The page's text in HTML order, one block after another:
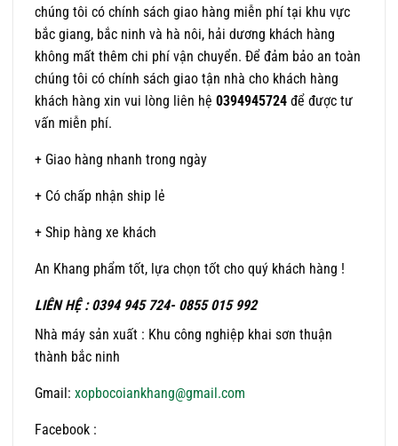
chúng tôi có chính sách giao hàng miễn phí tại khu vực
bắc giang, bắc ninh và hà nôi, hải dương khách hàng
không mất thêm chi phí vận chuyển. Để đảm bảo an toàn
chúng tôi có chính sách giao tận nhà cho khách hàng
khách hàng xin vui lòng liên hệ 0394945724 để được tư
vấn miễn phí.
+ Giao hàng nhanh trong ngày
+ Có chấp nhận ship lẻ
+ Ship hàng xe khách
An Khang phẩm tốt, lựa chọn tốt cho quý khách hàng !
LIÊN HỆ : 0394 945 724- 0855 015 992
Nhà máy sản xuất : Khu công nghiệp khai sơn thuận
thành bắc ninh
Gmail: xopbocoiankhang@gmail.com
Facebook :